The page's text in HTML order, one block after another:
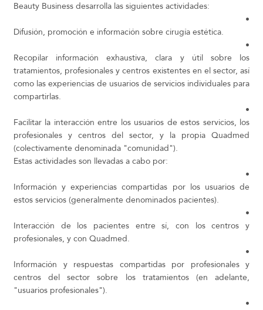
Beauty Business desarrolla las siguientes actividades:
•
Difusión, promoción e información sobre cirugía estética.
•
Recopilar información exhaustiva, clara y útil sobre los
tratamientos, profesionales y centros existentes en el sector, así
como las experiencias de usuarios de servicios individuales para
compartirlas.
•
Facilitar la interacción entre los usuarios de estos servicios, los
profesionales y centros del sector, y la propia Quadmed
(colectivamente denominada "comunidad").
Estas actividades son llevadas a cabo por:
•
Información y experiencias compartidas por los usuarios de
estos servicios (generalmente denominados pacientes).
•
Interacción de los pacientes entre sí, con los centros y
profesionales, y con Quadmed.
•
Información y respuestas compartidas por profesionales y
centros del sector sobre los tratamientos (en adelante,
"usuarios profesionales").
•